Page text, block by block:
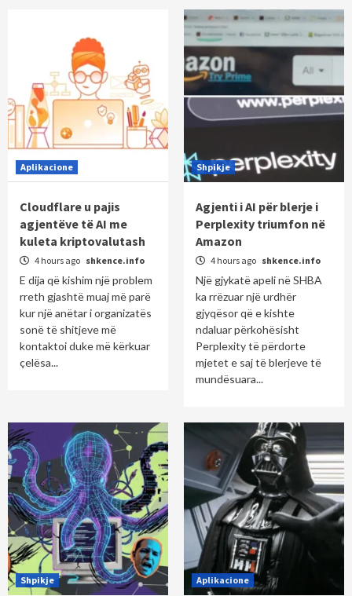
Aplikacione
Cloudflare u pajis
agjentëve të AI me
kuleta kriptovalutash
4 hours ago shkence.info
E dija që kishim një problem
rreth gjashtë muaj më parë
kur një anëtar i organizatës
sonë të shitjeve më
kontaktoi duke më kërkuar
çelësa...
Shpikje
Agjenti i AI për blerje i
Perplexity triumfon në
Amazon
4 hours ago shkence.info
Një gjykatë apeli në SHBA
ka rrëzuar një urdhër
gjyqësor që e kishte
ndaluar përkohësisht
Perplexity të përdorte
mjetet e saj të blerjeve të
mundësuara...
Shpikje Aplikacione